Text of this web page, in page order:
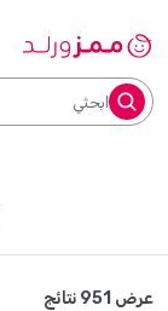
ابحثي
عرض 951 نتائج